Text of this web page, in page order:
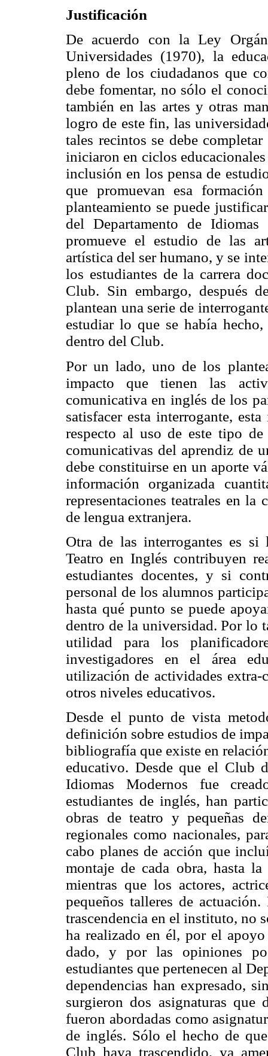
Justificación
De acuerdo con la Ley
Universidades (1970), la
pleno de los ciudadanos que
debe fomentar, no sólo el
también en las artes y otras
logro de este fin, las
tales recintos se debe
iniciaron en ciclos
inclusión en los pensa de
que promuevan esa
planteamiento se puede
del Departamento de
promueve el estudio de las
artística del ser humano, y se
los estudiantes de la carrera
Club. Sin embargo, después
plantean una serie de
estudiar lo que se había
dentro del Club.
Por un lado, uno de los
impacto que tienen las
comunicativa en inglés de los
satisfacer esta interrogante,
respecto al uso de este tipo de
comunicativas del aprendiz de
debe constituirse en un aporte
información organizada
representaciones teatrales en
de lengua extranjera.
Otra de las interrogantes es
Teatro en Inglés contribuyen
estudiantes docentes, y si
personal de los alumnos
hasta qué punto se puede
dentro de la universidad. Por lo
utilidad para los
investigadores en el área
utilización de actividades
otros niveles educativos.
Desde el punto de vista
definición sobre estudios de
bibliografía que existe en
educativo. Desde que el Club
Idiomas Modernos fue
estudiantes de inglés, han
obras de teatro y pequeñas
regionales como nacionales,
cabo planes de acción que
montaje de cada obra, hasta
mientras que los actores,
pequeños talleres de
trascendencia en el instituto, no
ha realizado en él, por el
dado, y por las opiniones
estudiantes que pertenecen al
dependencias han expresado,
surgieron dos asignaturas que
fueron abordadas como
de inglés. Sólo el hecho de
Club haya trascendido, ya